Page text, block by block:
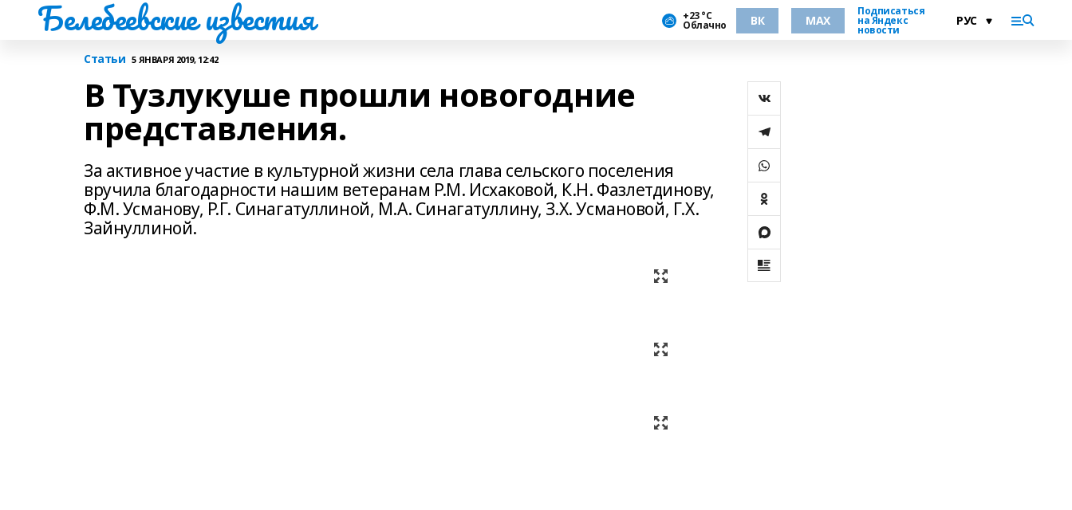
Белебеевские известия +23 °С
Облачно ВК MAX
Подписаться
на Яндекс
новости
Статьи 5 ЯНВАРЯ 2019, 12:42
В Тузлукуше прошли новогодние
представления.
За активное участие в культурной жизни села глава сельского поселения
вручила благодарности нашим ветеранам Р.М. Исхаковой, К.Н. Фазлетдинову,
Ф.М. Усманову, Р.Г. Синагатуллиной, М.А. Синагатуллину, З.Х. Усмановой, Г.Х.
Зайнуллиной.